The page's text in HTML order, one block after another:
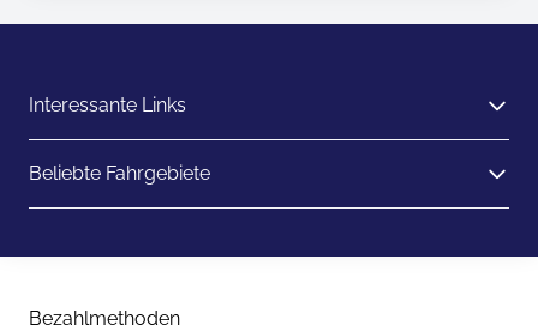
Interessante Links
Beliebte Fahrgebiete
Bezahlmethoden